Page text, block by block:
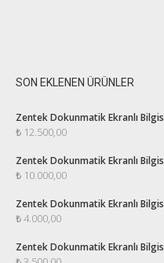
SON EKLENEN ÜRÜNLER
Zentek Dokunmatik Ekranlı
₺ 12.500,00
Zentek Dokunmatik Ekranlı
₺ 10.000,00
Zentek Dokunmatik Ekranlı
₺4.000,00
Zentek Dokunmatik Ekranlı